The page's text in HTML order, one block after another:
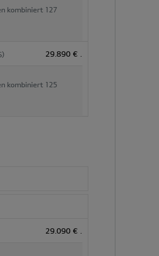
kombiniert 127
29.890 €
kombiniert 125
29.090 €